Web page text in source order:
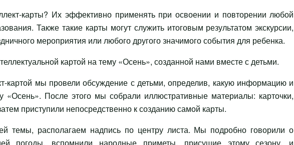
карты? Их эффективно применять при освоении и повторении любой
Также такие карты могут служить итоговым результатом экскурсии,
мероприятия или любого другого значимого события для ребенка.
картой на тему «Осень», созданной нами вместе с детьми.
картой мы провели обсуждение с детьми, определив, какую информацию и
После этого мы собрали иллюстративные материалы: карточки,
приступили непосредственно к созданию самой карты.
темы, располагаем надпись по центру листа. Мы подробно говорили о